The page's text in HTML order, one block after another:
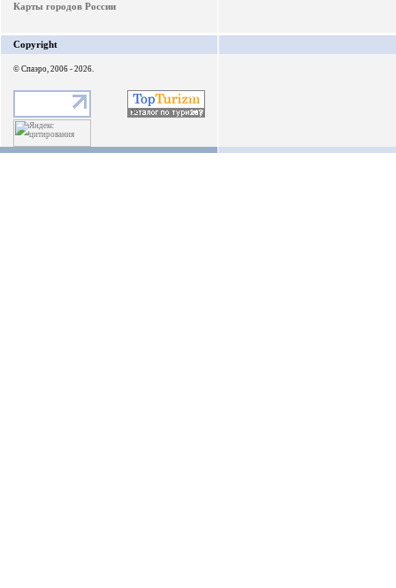
Карты городов России
Copyright
© Спаэро, 2006 - 2026.